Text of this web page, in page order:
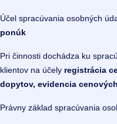
Účel spracúvania osobných
ponúk
Pri činnosti dochádza ku
klientov na účely registrácia
dopytov, evidencia
Právny základ spracúvania